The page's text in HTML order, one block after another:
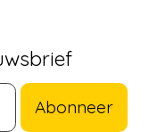
Abonneer